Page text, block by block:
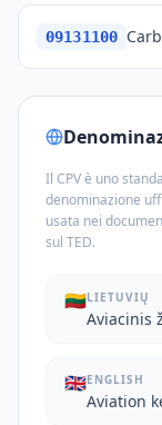
09131100
Il CPV è uno
denominazione
usata nei
sul TED.
🇱🇹LIETUVIŲ
Aviacinis
🇬🇧ENGLISH
Aviation